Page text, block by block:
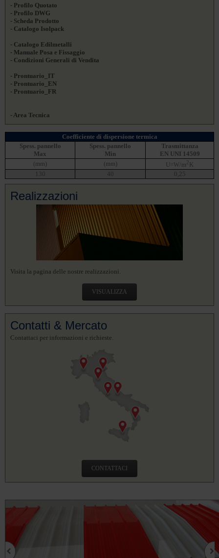
- Profilo Quotato
- Profilo DWG
- Scheda Prodotto
- Catalogo Isolpack
- Catalogo Edilmetalli
- Manuale Posa e Fissaggio
- Condizioni Generali di Vendita
- Prontuario_IT
- Prontuario_EN
- Prontuario_FR
- Area Tecnica
Coefficiente di dispersione termica
Spess. pannello
Max
Spess. pannello
Min
Trasmittanza
EN UNI 14509
(mm)
(mm) U=W/m 2K
130
40 0,25
Realizzazioni
Visita la pagina delle nostre realizzazioni.
VISUALIZZA
Contatti & Mercato
Contattaci per informazioni e richieste.
CONTATTACI